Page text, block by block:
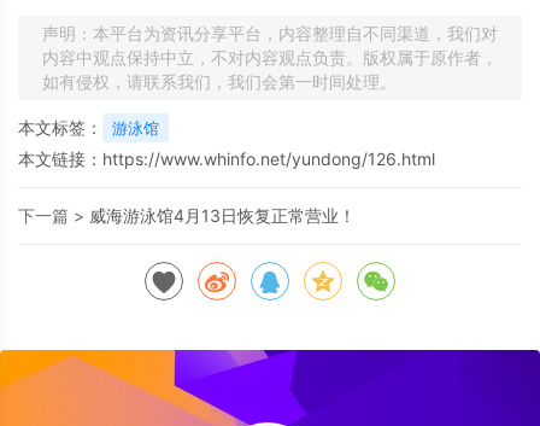
声明：本平台为资讯分享平台，内容整理自不同渠道，我们对
内容中观点保持中立，不对内容观点负责。版权属于原作者，
如有侵权，请联系我们，我们会第一时间处理。
本文标签： 游泳馆
本文链接： https://www.whinfo.net/yundong/126.html
下一篇 > 威海游泳馆4月13日恢复正常营业！